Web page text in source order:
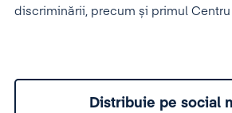
discriminării, precum și primul
Distribuie pe social